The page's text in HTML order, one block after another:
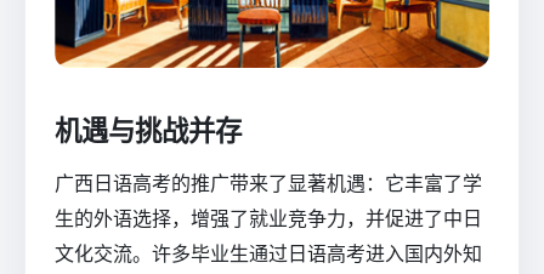
机遇与挑战并存
广西日语高考的推广带来了显著机遇：它丰富了学
生的外语选择，增强了就业竞争力，并促进了中日
文化交流。许多毕业生通过日语高考进入国内外知